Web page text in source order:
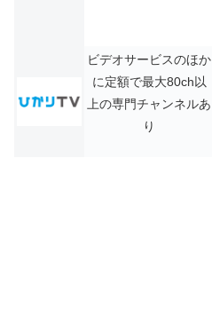
ビデオサービスのほか
に定額で最大80ch以
上の専門チャンネルあ
り